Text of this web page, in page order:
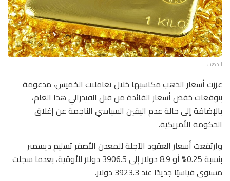
الذهب
عززت أسعار الذهب مكاسبها خلال تعاملات الخميس، مدعومة
بتوقعات خفض أسعار الفائدة من قبل الفيدرالي هذا العام،
بالإضافة إلى حالة عدم اليقين السياسي الناجمة عن إغلاق
الحكومة الأمريكية.
وارتفعت أسعار العقود الآجلة للمعدن الأصفر تسليم ديسمبر
بنسبة 0.25% أو 8.9 دولار إلى 3906.5 دولار للأوقية، بعدما سجلت
مستوى قياسيًا جديدًا عند 3923.3 دولار.